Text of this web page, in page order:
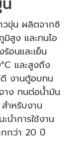
วขุ่น ผลิตจากซิ
สูง และทนไอ
อนและเย็น
และสูงถึง
งานตู้อบทน
าง ทนต่อน้ำมัน
ำหรับงาน
นำการใช้งาน
กว่า 20 ปี